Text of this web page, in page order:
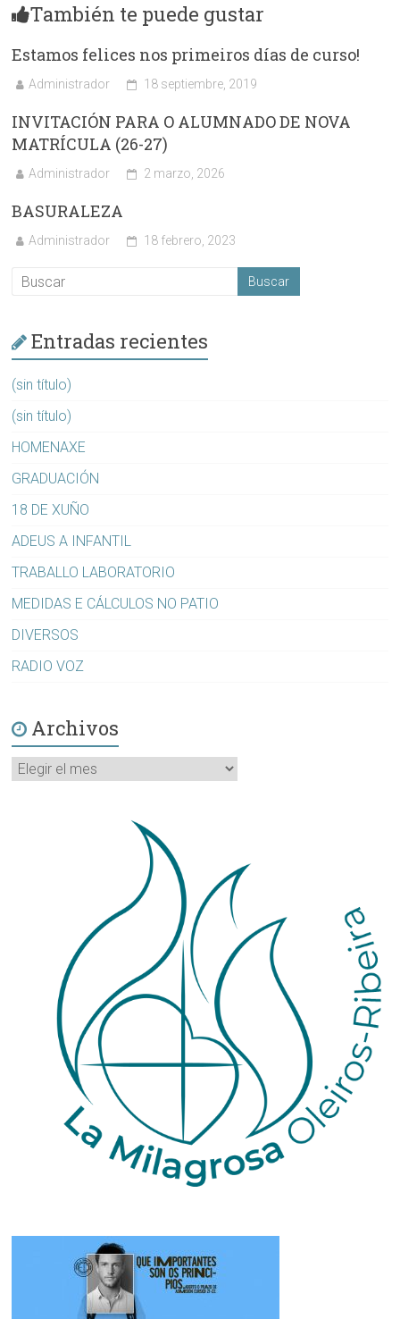
También te puede gustar
Estamos felices nos primeiros días de curso!
Administrador 18 septiembre, 2019
INVITACIÓN PARA O ALUMNADO DE NOVA
MATRÍCULA (26-27)
Administrador 2 marzo, 2026
BASURALEZA
Administrador 18 febrero, 2023
Entradas recientes
(sin título)
(sin título)
HOMENAXE
GRADUACIÓN
18 DE XUÑO
ADEUS A INFANTIL
TRABALLO LABORATORIO
MEDIDAS E CÁLCULOS NO PATIO
DIVERSOS
RADIO VOZ
Archivos
Archivos